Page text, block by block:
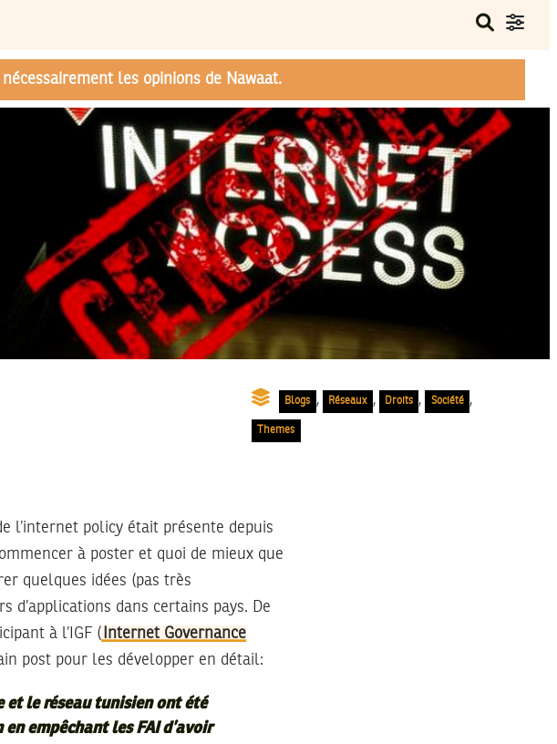
les opinions de Nawaat.
Blogs , Réseaux , Droits , Société ,
Themes
l’internet policy était présente depuis
à poster et quoi de mieux que
quelques idées (pas très
d’applications dans certains pays. De
à l’IGF ( Internet Governance
post pour les développer en détail:
et le réseau tunisien ont été
empêchant les FAI d’avoir